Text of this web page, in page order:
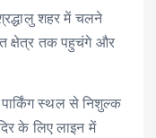
शहर में चलने
क्षेत्र तक पहुचंगे और
स्थल से निशुल्क
के लिए लाइन में